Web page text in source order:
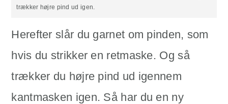
trækker højre pind ud igen.
Herefter slår du garnet om pinden, som
hvis du strikker en retmaske. Og så
trækker du højre pind ud igennem
kantmasken igen. Så har du en ny